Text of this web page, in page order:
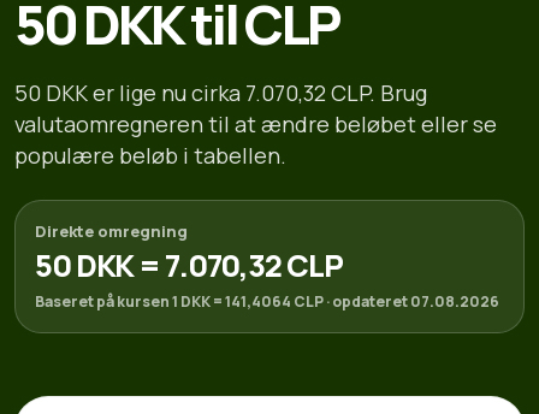
50 DKK til CLP
50 DKK er lige nu cirka 7.070,32 CLP. Brug
valutaomregneren til at ændre beløbet eller se
populære beløb i tabellen.
Direkte omregning
50 DKK = 7.070,32 CLP
Baseret på kursen 1 DKK = 141,4064 CLP · opdateret 07.08.2026